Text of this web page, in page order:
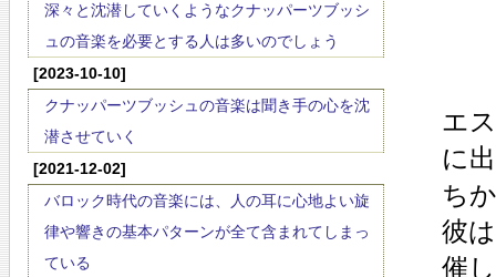
深々と沈潜していくようなクナッパーツブッシ
ュの音楽を必要とする人は多いのでしょう
[2023-10-10]
クナッパーツブッシュの音楽は聞き手の心を沈
潜させていく
[2021-12-02]
バロック時代の音楽には、人の耳に心地よい旋
律や響きの基本パターンが全て含まれてしまっ
ている
エ
に
ち
彼
催